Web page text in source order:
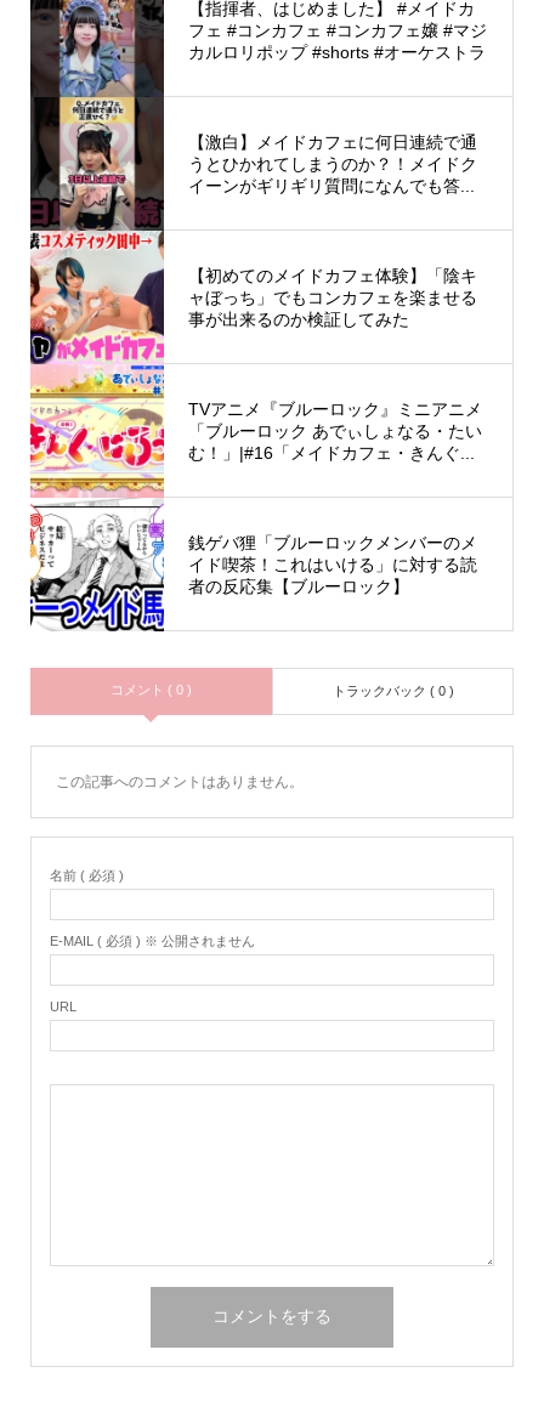
【指揮者、はじめました】 #メイドカ
フェ #コンカフェ #コンカフェ嬢 #マジ
カルロリポップ #shorts #オーケストラ
【激白】メイドカフェに何日連続で通
うとひかれてしまうのか？！メイドク
イーンがギリギリ質問になんでも答...
【初めてのメイドカフェ体験】「陰キ
ャぼっち」でもコンカフェを楽ませる
事が出来るのか検証してみた
TVアニメ『ブルーロック』ミニアニメ
「ブルーロック あでぃしょなる・たい
む！」|#16「メイドカフェ・きんぐ...
銭ゲバ狸「ブルーロックメンバーのメ
イド喫茶！これはいける」に対する読
者の反応集【ブルーロック】
コメント ( 0 ) トラックバック ( 0 )
この記事へのコメントはありません。
名前 ( 必須 )
E-MAIL ( 必須 ) ※ 公開されません
URL